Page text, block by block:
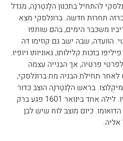
להתחיל בתכנון הלָנטֶרנָה, מגדל
תחרות חדשה. ברונלסקי מצא
משכבר הימים, בהם שותפו
הוועדה, שבה ישב גם קוזימו דה
בזכות קלילותו, גאוניותו ויופיו.
פרטיה, אך הבנייה עצמה
1446. חודש לאחר תחילת הבניה מת ברונלסקי,
בראש הלָנטֶרנָה הוצב כדור
זהב מעוטר בצלב, שבנה וֶרוֹקיו. לילה אחד בינואר 1601 פגע ברק
כיום מוצב לוח שיש לבן
אליה.